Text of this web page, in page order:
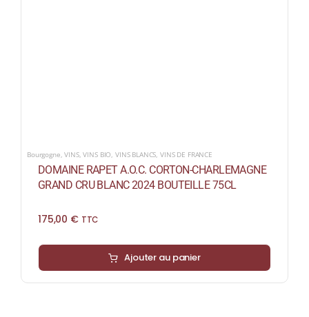
Bourgogne,VINS,VINS BIO, VINS BLANCS,VINS DE FRANCE
DOMAINE RAPET A.O.C. CORTON-CHARLEMAGNE
GRAND CRU BLANC 2024 BOUTEILLE 75CL
175,00 € TTC
Ajouter au panier